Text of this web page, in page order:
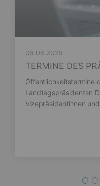
06.08.2026
TERMINE DES
Öffentlichkeitstermine
Landtagspräsidenten
Vizepräsidentinnen
1